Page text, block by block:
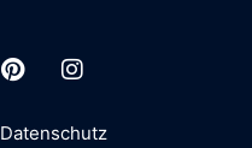
Datenschutz